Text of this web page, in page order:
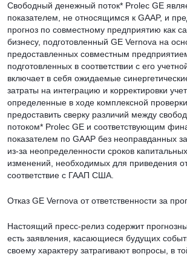
Свободный денежный поток* Prolec GE
показателем, не относящимся к GAAP, и
прогноз по совместному предприятию как
бизнесу, подготовленный GE Vernova на
предоставленных совместным
подготовленных в соответствии с его
включает в себя ожидаемые
затраты на интеграцию и корректировки
определенные в ходе комплексной
предоставить сверку различий между
потоком* Prolec GE и соответствующим
показателем по GAAP без неоправданных
из-за неопределенности сроков
изменений, необходимых для приведения
соответствие с ГААП США.
Отказ GE Vernova от ответственности за
Настоящий пресс-релиз содержит
есть заявления, касающиеся будущих
своему характеру затрагивают вопросы, в